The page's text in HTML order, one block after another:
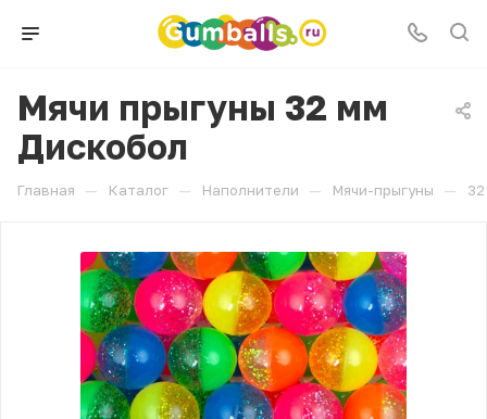
Мячи прыгуны 32 мм
Дискобол
Главная — Каталог — Наполнители — Мячи-прыгуны —